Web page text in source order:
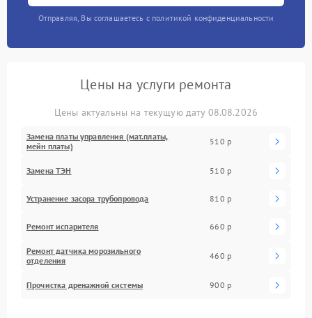
Отправляя, Вы соглашаетесь с политикой конфиденциальности
Цены на услуги ремонта
Цены актуальны на текущую дату 08.08.2026
Замена платы управления (мат.платы,
мейн платы)
510 р
Замена ТЭН 510 р
Устранение засора трубопровода 810 р
Ремонт испарителя 660 р
Ремонт датчика морозильного
отделения
460 р
Прочистка дренажной системы 900 р